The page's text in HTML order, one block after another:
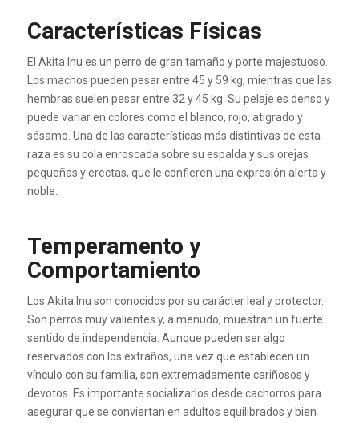
Características Físicas
El Akita Inu es un perro de gran tamaño y porte majestuoso.
Los machos pueden pesar entre 45 y 59 kg, mientras que las
hembras suelen pesar entre 32 y 45 kg. Su pelaje es denso y
puede variar en colores como el blanco, rojo, atigrado y
sésamo. Una de las características más distintivas de esta
raza es su cola enroscada sobre su espalda y sus orejas
pequeñas y erectas, que le confieren una expresión alerta y
noble.
Temperamento y
Comportamiento
Los Akita Inu son conocidos por su carácter leal y protector.
Son perros muy valientes y, a menudo, muestran un fuerte
sentido de independencia. Aunque pueden ser algo
reservados con los extraños, una vez que establecen un
vínculo con su familia, son extremadamente cariñosos y
devotos. Es importante socializarlos desde cachorros para
asegurar que se conviertan en adultos equilibrados y bien